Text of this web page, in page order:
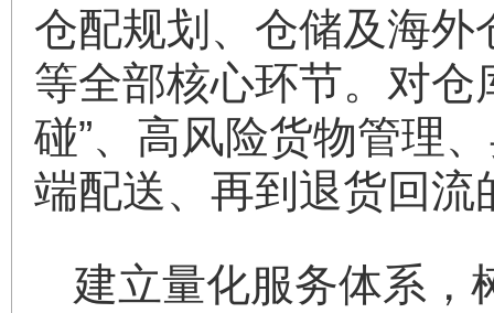
仓配规划、仓储及海
等全部核心环节。对仓
碰”、高风险货物管理
端配送、再到退货回
建立量化服务体系，